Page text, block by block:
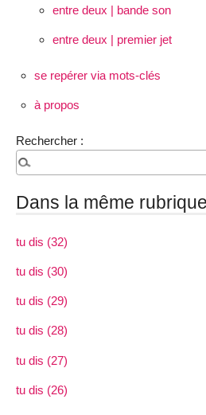
entre deux | bande son
entre deux | premier jet
se repérer via mots-clés
à propos
Rechercher :
Dans la même rubrique
tu dis (32)
tu dis (30)
tu dis (29)
tu dis (28)
tu dis (27)
tu dis (26)